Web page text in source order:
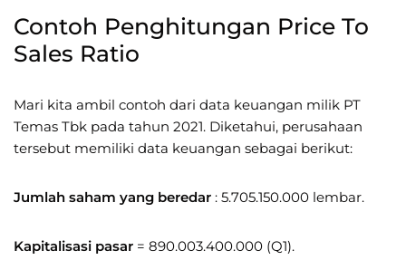
Contoh Penghitungan Price To
Sales Ratio
Mari kita ambil contoh dari data keuangan milik PT
Temas Tbk pada tahun 2021. Diketahui, perusahaan
tersebut memiliki data keuangan sebagai berikut:
Jumlah saham yang beredar : 5.705.150.000 lembar.
Kapitalisasi pasar = 890.003.400.000 (Q1).